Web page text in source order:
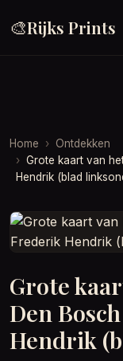
🎨Rijks Prints
Home
Ontdekken
Grote kaart van
Hendrik (blad
Grote
Den
Hendrik